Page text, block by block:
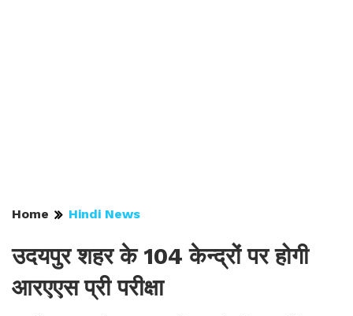
Home Hindi News
उदयपुर शहर के 104 केन्द्रों पर होगी
आरएएस प्री परीक्षा